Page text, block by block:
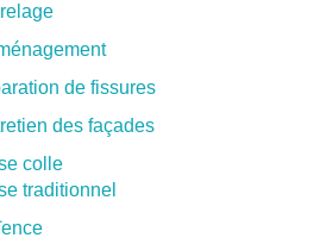
de fissures
des façades
colle
traditionnel